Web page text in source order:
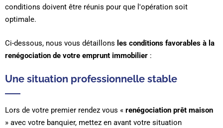
conditions doivent être réunis pour que l'opération soit
optimale.
Ci-dessous, nous vous détaillons les conditions favorables à la
renégociation de votre emprunt immobilier :
Une situation professionnelle stable
Lors de votre premier rendez vous « renégociation prêt maison
» avec votre banquier, mettez en avant votre situation